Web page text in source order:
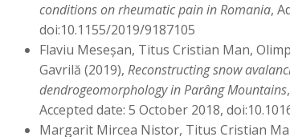
conditions on rheumatic pain in Romania,
doi:10.1155/2019/9187105
Flaviu Meseșan, Titus Cristian Man,
Gavrilă (2019), Reconstructing snow
dendrogeomorphology in Parâng Mountains
Accepted date: 5 October 2018,
Margarit Mircea Nistor, Titus Cristian